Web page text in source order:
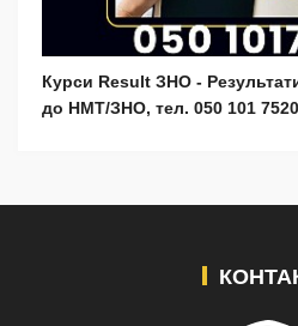
Курси Result ЗНО -
до НМТ/ЗНО, тел. 050 101 7520